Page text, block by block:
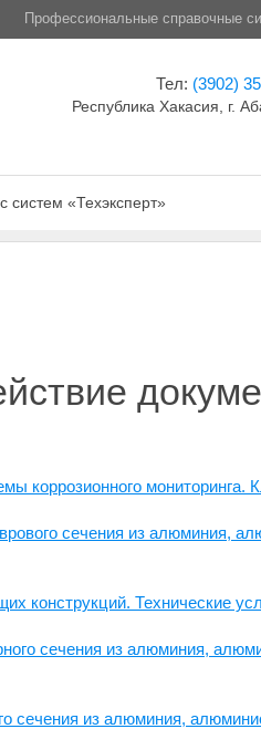
Профессиональные справочные
Тел: (3902)
Республика Хакасия, г.
систем «Техэксперт»
коррозионного мониторинга.
сечения из алюминия,
конструкций. Технические
сечения из алюминия,
сечения из алюминия,